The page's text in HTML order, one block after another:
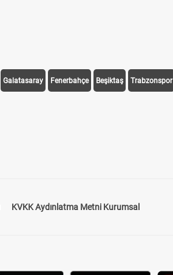
Galatasaray Fenerbahçe Beşiktaş Trabzonspor
KVKK Aydınlatma Metni Kurumsal